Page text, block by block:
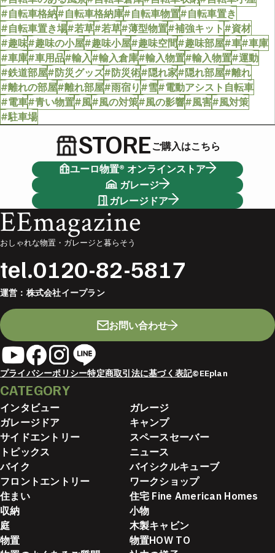
#自転車格納#自転車格納庫#自転車物置#自転車置き
#自転車置き場#若草#若草#薄型物置#補強キット#資材
#趣味#趣味の小屋#趣味小屋#趣味空間#趣味部屋#車#車庫
#車庫#車用品#輸入#輸入倉庫#輸入物置#輸入物置#運動
#鉄道部屋#防災グッズ#防災術#隠れ家#隠れ部屋#離れ
#離れの部屋#離れ部屋#雨宿り#雪#電動アシスト自転車
#電車#青い物置#風#風の対策#風の影響#風害#風対策
#駐車場
STOREご購入はこちら
ユーロ物置® オンラインストア
ガレージ
ガレージドア
EEmagazine
おしゃれな物置・ガレージと暮らそう
tel.0120-82-5817
運営： 株式会社イープラン
お問い合わせ
プライバシーポリシー特定商取引法に基づく表記©EEplan
CATEGORY
インタビュー
ガレージ
ガレージドア
キャンプ
サイドエントリー
スペースセーバー
トピックス
ニュース
バイク
バイシクルキューブ
フロントエントリー
ワークショップ
住まい
住宅 Fine American Homes
収納
小物
庭
木製キャビン
物置
物置HOW TO